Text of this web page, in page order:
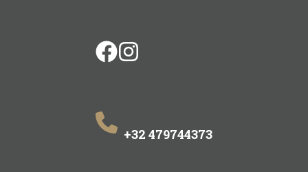
facebook
+32 479744373